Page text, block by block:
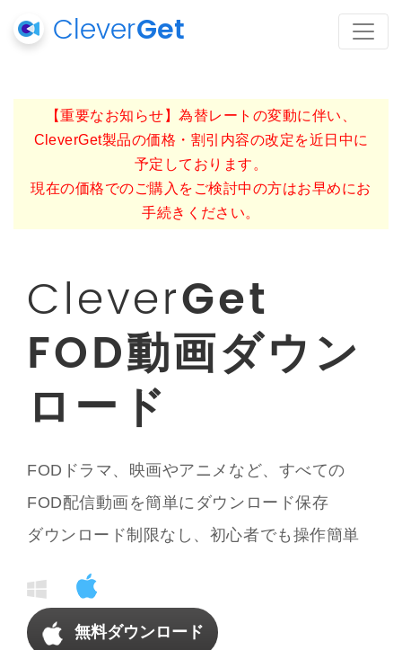
CleverGet
【重要なお知らせ】為替レートの変動に伴い、
CleverGet製品の価格・割引内容の改定を近日中に
予定しております。
現在の価格でのご購入をご検討中の方はお早めにお
手続きください。
CleverGet
FOD動画ダウン
ロード
FODドラマ、映画やアニメなど、すべての
FOD配信動画を簡単にダウンロード保存
ダウンロード制限なし、初心者でも操作簡単
無料ダウンロード